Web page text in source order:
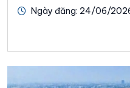
Ngày đăng: 24/06/